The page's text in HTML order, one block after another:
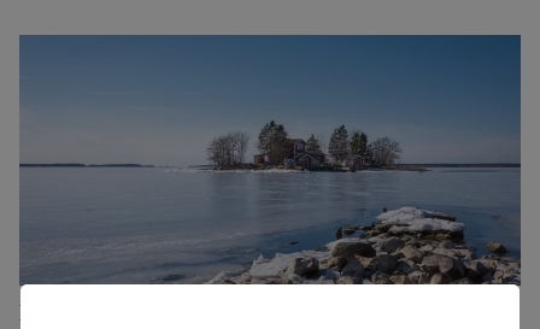
Fastfrusna i skärgården – får åka helikopter för att